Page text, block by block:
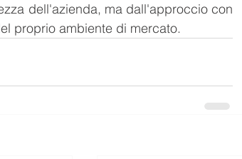
dell'azienda, ma dall'approccio con
proprio ambiente di mercato.